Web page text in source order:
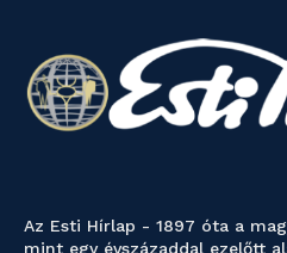
Az Esti Hírlap - 1897 óta a
mint egy évszázaddal ezelőtt